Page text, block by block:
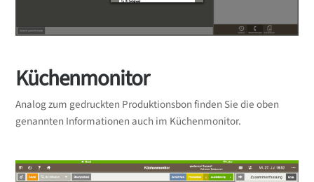
Küchenmonitor
Analog zum gedruckten Produktionsbon finden Sie die oben
genannten Informationen auch im Küchenmonitor.